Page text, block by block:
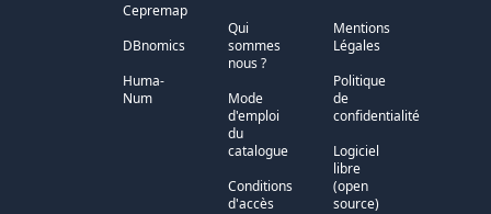
Cepremap
DBnomics
Huma-
Num
Qui
sommes
nous ?
Mode
d'emploi
du
catalogue
Conditions
d'accès
Mentions
Légales
Politique
de
confidentialité
Logiciel
libre
(open
source)